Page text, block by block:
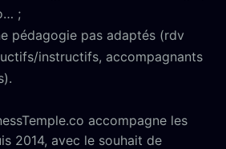
;
pédagogie pas adaptés (rdv
instructifs, accompagnants
accompagne les
2014, avec le souhait de